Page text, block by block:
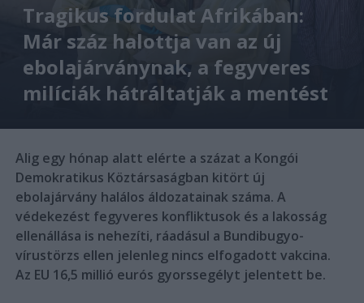
Tragikus fordulat Afrikában:
Már száz halottja van az új
ebolajárványnak, a fegyveres
milíciák hátráltatják a mentést
Alig egy hónap alatt elérte a százat a Kongói
Demokratikus Köztársaságban kitört új
ebolajárvány halálos áldozatainak száma. A
védekezést fegyveres konfliktusok és a lakosság
ellenállása is nehezíti, ráadásul a Bundibugyo-
vírustörzs ellen jelenleg nincs elfogadott vakcina.
Az EU 16,5 millió eurós gyorssegélyt jelentett be.